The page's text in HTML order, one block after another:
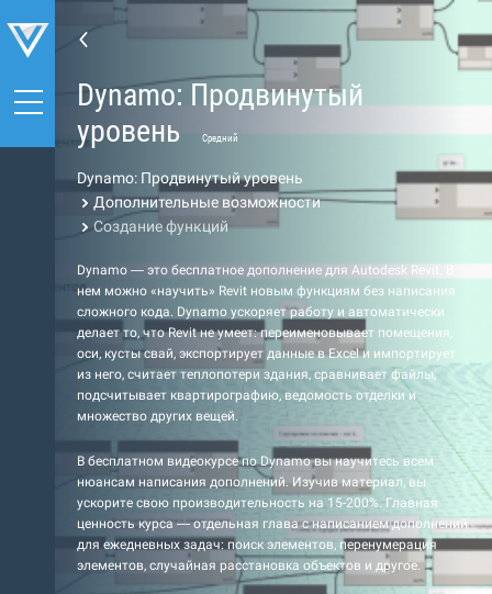
Dynamo: Продвинутый
уровень
Средний
Dynamo: Продвинутый уровень
Дополнительные возможности
Создание функций
Dynamo — это бесплатное дополнение для Autodesk Revit. В
нем можно «научить» Revit новым функциям без написания
сложного кода. Dynamo ускоряет работу и автоматически
делает то, что Revit не умеет: переименовывает помещения,
оси, кусты свай, экспортирует данные в Excel и импортирует
из него, считает теплопотери здания, сравнивает файлы,
подсчитывает квартирографию, ведомость отделки и
множество других вещей.
В бесплатном видеокурсе по Dynamo вы научитесь всем
нюансам написания дополнений. Изучив материал, вы
ускорите свою производительность на 15-200%. Главная
ценность курса — отдельная глава с написанием дополнений
для ежедневных задач: поиск элементов, перенумерация
элементов, случайная расстановка объектов и другое.